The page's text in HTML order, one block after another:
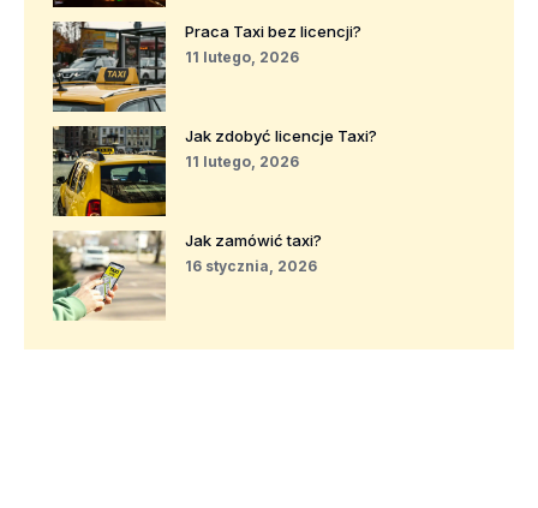
Praca Taxi bez licencji?
11 lutego, 2026
Jak zdobyć licencje Taxi?
11 lutego, 2026
Jak zamówić taxi?
16 stycznia, 2026